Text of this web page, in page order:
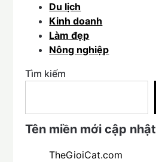
Du lịch
Kinh doanh
Làm đẹp
Nông nghiệp
Tìm kiếm
Tên miền mới cập nhật
TheGioiCat.com